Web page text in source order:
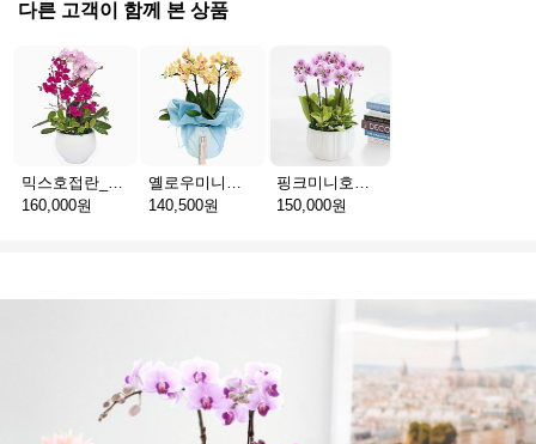
다른 고객이 함께 본 상품
160,000원
140,500원
150,000원